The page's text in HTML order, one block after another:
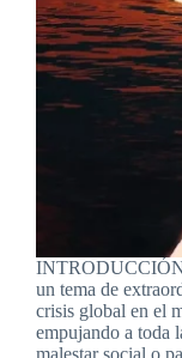
INTRODUCCIÓN
un tema de
crisis global en el
empujando a toda
malestar social o